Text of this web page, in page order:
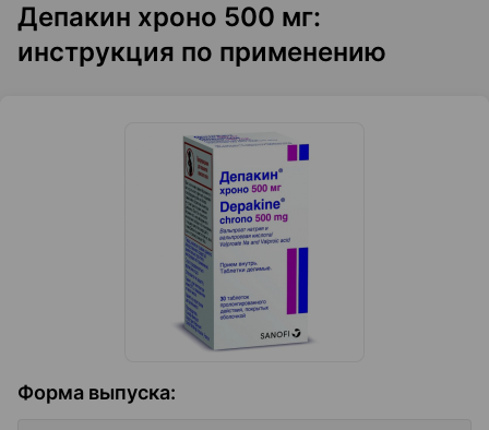
Депакин хроно 500 мг:
инструкция по применению
Форма выпуска: